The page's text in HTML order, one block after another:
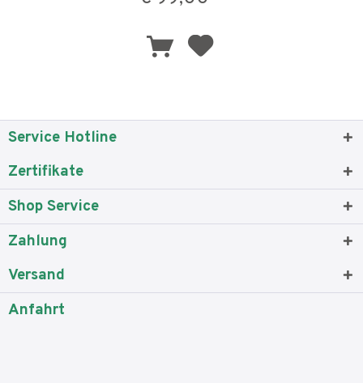
Service Hotline
Zertifikate
Shop Service
Zahlung
Versand
Anfahrt